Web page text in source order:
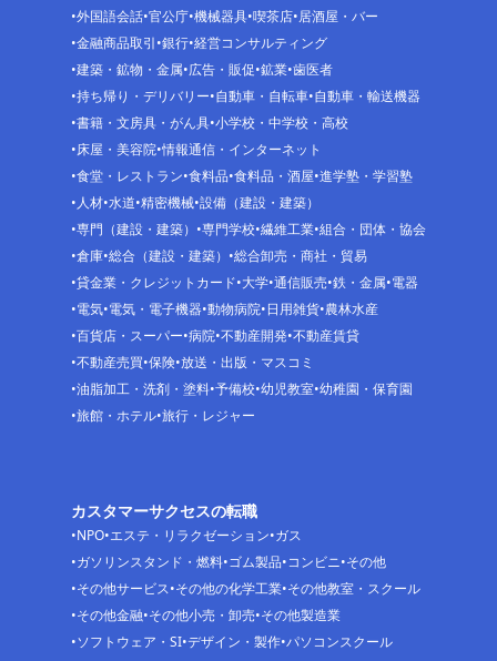
外国語会話 官公庁 機械器具 喫茶店 居酒屋・バー
金融商品取引 銀行 経営コンサルティング
建築・鉱物・金属 広告・販促 鉱業 歯医者
持ち帰り・デリバリー 自動車・自転車 自動車・輸送機器
書籍・文房具・がん具 小学校・中学校・高校
床屋・美容院 情報通信・インターネット
食堂・レストラン 食料品 食料品・酒屋 進学塾・学習塾
人材 水道 精密機械 設備（建設・建築）
専門（建設・建築）
専門学校 繊維工業 組合・団体・協会
倉庫 総合（建設・建築）
総合卸売・商社・貿易
貸金業・クレジットカード 大学 通信販売 鉄・金属 電器
電気 電気・電子機器 動物病院 日用雑貨 農林水産
百貨店・スーパー 病院 不動産開発 不動産賃貸
不動産売買 保険 放送・出版・マスコミ
油脂加工・洗剤・塗料 予備校 幼児教室 幼稚園・保育園
旅館・ホテル 旅行・レジャー
カスタマーサクセスの転職
NPO エステ・リラクゼーション ガス
ガソリンスタンド・燃料 ゴム製品 コンビニ その他
その他サービス その他の化学工業 その他教室・スクール
その他金融 その他小売・卸売 その他製造業
ソフトウェア・SI デザイン・製作 パソコンスクール